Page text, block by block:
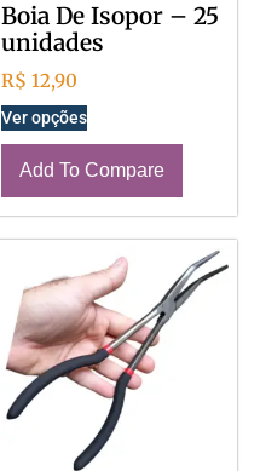
Boia De Isopor – 25
unidades
R$ 12,90
Ver opções
Add To Compare